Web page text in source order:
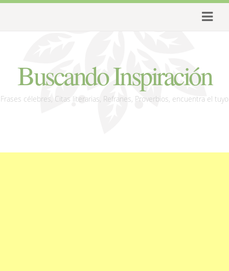
Buscando Inspiración
Frases célebres, Citas literarias, Refranes, Proverbios, encuentra el tuyo